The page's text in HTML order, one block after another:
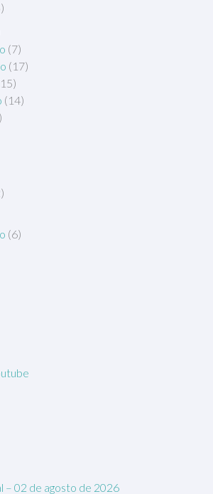
(7)
(17)
(14)
(6)
– 02 de agosto de 2026